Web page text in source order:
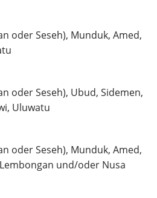
oder Seseh), Munduk, Amed,
oder Seseh), Ubud, Sidemen,
Uluwatu
oder Seseh), Munduk, Amed,
und/oder Nusa